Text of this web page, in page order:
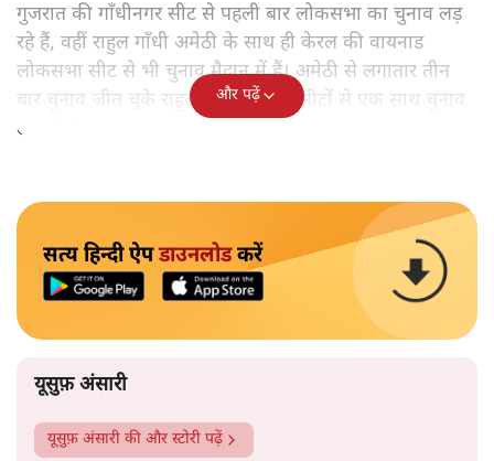
गुजरात की गाँधीनगर सीट से पहली बार लोकसभा का चुनाव लड़
रहे हैं, वहीं राहुल गाँधी अमेठी के साथ ही केरल की वायनाड
लोकसभा सीट से भी चुनाव मैदान में हैं। अमेठी से लगातार तीन
बार चुनाव जीत चुके राहुल पहली बार दो सीटों से एक साथ चुनाव
लड़ रहे हैं।
और पढ़ें
सत्य हिन्दी ऐपडाउनलोडकरें
यूसुफ़ अंसारी
यूसुफ़ अंसारी की और स्टोरी पढ़ें